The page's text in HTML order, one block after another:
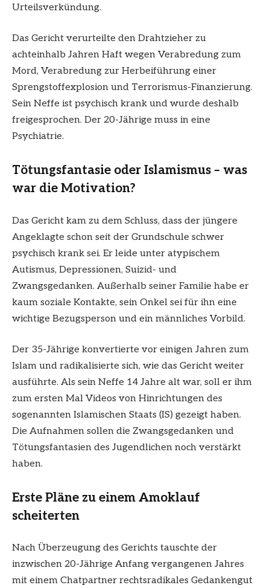
Urteilsverkündung.
Das Gericht verurteilte den Drahtzieher zu
achteinhalb Jahren Haft wegen Verabredung zum
Mord, Verabredung zur Herbeiführung einer
Sprengstoffexplosion und Terrorismus-Finanzierung.
Sein Neffe ist psychisch krank und wurde deshalb
freigesprochen. Der 20-Jährige muss in eine
Psychiatrie.
Tötungsfantasie oder Islamismus – was
war die Motivation?
Das Gericht kam zu dem Schluss, dass der jüngere
Angeklagte schon seit der Grundschule schwer
psychisch krank sei. Er leide unter atypischem
Autismus, Depressionen, Suizid- und
Zwangsgedanken. Außerhalb seiner Familie habe er
kaum soziale Kontakte, sein Onkel sei für ihn eine
wichtige Bezugsperson und ein männliches Vorbild.
Der 35-Jährige konvertierte vor einigen Jahren zum
Islam und radikalisierte sich, wie das Gericht weiter
ausführte. Als sein Neffe 14 Jahre alt war, soll er ihm
zum ersten Mal Videos von Hinrichtungen des
sogenannten Islamischen Staats (IS) gezeigt haben.
Die Aufnahmen sollen die Zwangsgedanken und
Tötungsfantasien des Jugendlichen noch verstärkt
haben.
Erste Pläne zu einem Amoklauf
scheiterten
Nach Überzeugung des Gerichts tauschte der
inzwischen 20-Jährige Anfang vergangenen Jahres
mit einem Chatpartner rechtsradikales Gedankengut